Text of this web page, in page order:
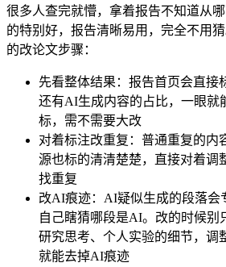
很多人查完就懵，拿着报告不知道从哪
的特别好，报告清晰易用，完全不用
的改论文步骤：
先看整体结果：报告首页会直接
还有AI生成内容的占比，一眼就
标，需不需要大改
对着标注改重复：普通重复的内
源也标的清清楚楚，直接对着调
找重复
改AI痕迹：AI疑似生成的段落会
自己瞎猜哪段是AI。改的时候别
研究思考、个人实验的细节，调
就能去掉AI痕迹